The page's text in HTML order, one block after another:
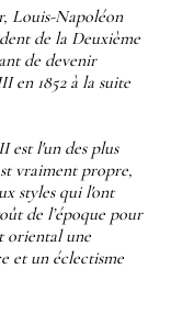
Louis-Napoléon
de la Deuxième
de devenir
en 1852 à la suite
est l'un des plus
vraiment propre,
styles qui l'ont
de l’époque pour
oriental une
et un éclectisme